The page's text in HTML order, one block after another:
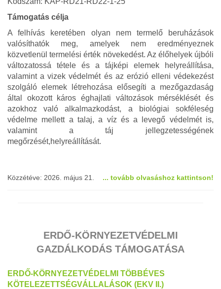
Támogatás célja
A felhívás keretében olyan nem termelő beruházások
valósíthatók meg, amelyek nem eredményeznek
közvetlenül termelési érték növekedést. Az élőhelyek újbóli
változatossá tétele és a tájképi elemek helyreállítása,
valamint a vizek védelmét és az erózió elleni védekezést
szolgáló elemek létrehozása elősegíti a mezőgazdaság
által okozott káros éghajlati változások mérséklését és
azokhoz való alkalmazkodást, a biológiai sokféleség
védelme mellett a talaj, a víz és a levegő védelmét is,
valamint a táj jellegzetességének
megőrzését,helyreállítását.
Közzétéve: 2026. május 21. ... tovább olvasáshoz kattintson!
ERDŐ-KÖRNYEZETVÉDELMI
GAZDÁLKODÁS TÁMOGATÁSA
ERDŐ-KÖRNYEZETVÉDELMI TÖBBÉVES
KÖTELEZETTSÉGVÁLLALÁSOK (EKV II.)